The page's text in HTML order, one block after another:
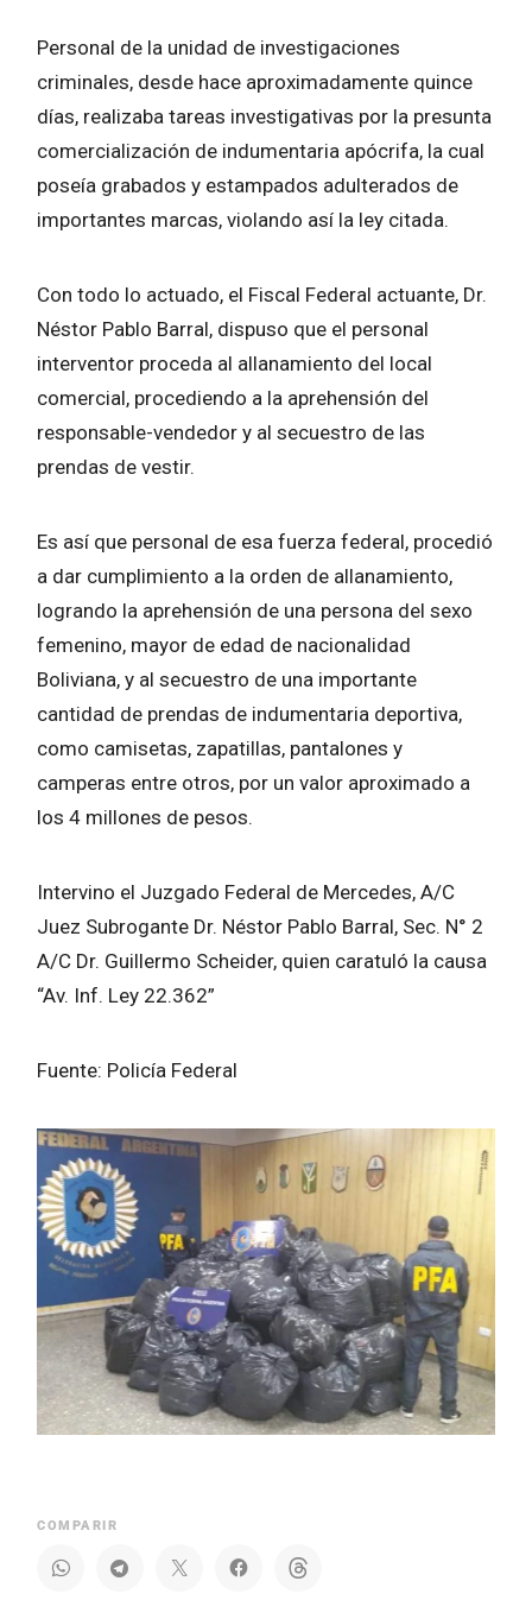
Personal de la unidad de investigaciones
criminales, desde hace aproximadamente quince
días, realizaba tareas investigativas por la presunta
comercialización de indumentaria apócrifa, la cual
poseía grabados y estampados adulterados de
importantes marcas, violando así la ley citada.
Con todo lo actuado, el Fiscal Federal actuante, Dr.
Néstor Pablo Barral, dispuso que el personal
interventor proceda al allanamiento del local
comercial, procediendo a la aprehensión del
responsable-vendedor y al secuestro de las
prendas de vestir.
Es así que personal de esa fuerza federal, procedió
a dar cumplimiento a la orden de allanamiento,
logrando la aprehensión de una persona del sexo
femenino, mayor de edad de nacionalidad
Boliviana, y al secuestro de una importante
cantidad de prendas de indumentaria deportiva,
como camisetas, zapatillas, pantalones y
camperas entre otros, por un valor aproximado a
los 4 millones de pesos.
Intervino el Juzgado Federal de Mercedes, A/C
Juez Subrogante Dr. Néstor Pablo Barral, Sec. N° 2
A/C Dr. Guillermo Scheider, quien caratuló la causa
“Av. Inf. Ley 22.362”
Fuente: Policía Federal
COMPARIR